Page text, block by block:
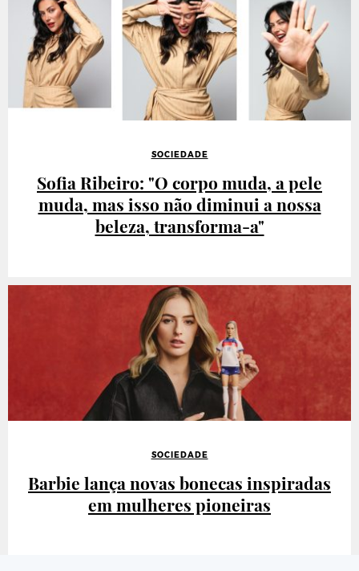
SOCIEDADE
Sofia Ribeiro: "O corpo muda, a pele
muda, mas isso não diminui a nossa
beleza, transforma-a"
SOCIEDADE
Barbie lança novas bonecas inspiradas
em mulheres pioneiras